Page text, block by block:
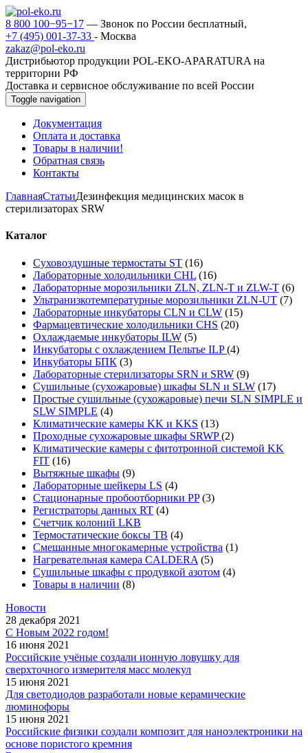
8 800 100−95−17 — Звонок по России бесплатный,
+7 (495) 001-37-33 - Москва
zakaz@pol-eko.ru
Дистрибьютор продукции POL-EKO-APARATURA на
территории РФ
Доставка и сервисное обслуживание по всей России
Toggle navigation
Документация
Оплата и доставка
Товары в наличии!
Обратная связь
Контакты
ГлавнаяСтатьиДезинфекция медицинских масок в
стерилизаторах SRW
Каталог
Суховоздушные термостаты ST (16)
Лабораторные холодильники CHL (16)
Лабораторные морозильники ZLN, ZLN-T и ZLW-T (6)
Ультранизкотемпературные морозильники ZLN-UT (7)
Лабораторные инкубаторы CLN и CLW (15)
Фармацевтические холодильники CHS (20)
Охлаждаемые инкубаторы ILW (5)
Инкубаторы с охлаждением Пельтье ILP(4)
Инкубаторы БПК (3)
Лабораторные стерилизаторы SRN и SRW (9)
Сушильные (сухожаровые) шкафы SLN и SLW (17)
Простые сушильные (сухожаровые) печи SLN SIMPLE и
SLW SIMPLE (4)
Климатические камеры KK и KKS (13)
Проходные сухожаровые шкафы SRWP(2)
Климатические камеры с фитотронной системой KK
FIT (16)
Вытяжные шкафы (9)
Лабораторные шейкеры LS (4)
Стационарные пробоотборники PP (3)
Регистраторы данных RT (4)
Счетчик колоний LKB
Термостатические боксы TB (4)
Смешанные многокамерные устройства (1)
Нагревательная камера CALDERA (5)
Сушильные шкафы с продувкой азотом (4)
Товары в наличии (8)
Новости
28 декабря 2021
С Новым 2022 годом!
16 июня 2021
Российские учёные создали ионную ловушку для
сверхточного измерителя масс молекул
15 июня 2021
Для светодиодов разработали новые керамические
люминофоры
15 июня 2021
Российские физики создали композит для наноэлектроники на
основе пористого кремния